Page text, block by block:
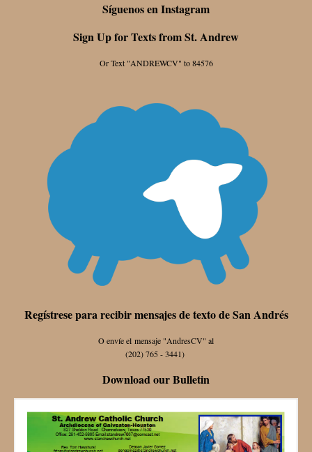
Síguenos en Instagram
Sign Up for Texts from St. Andrew
Or Text "ANDREWCV" to 84576
Regístrese para recibir mensajes de texto de San Andrés
O envíe el mensaje "AndresCV" al
(202) 765 - 3441)
Download our Bulletin